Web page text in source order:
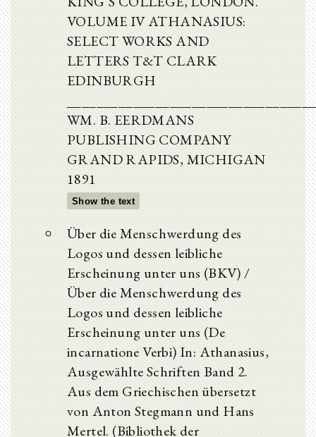
VOLUME IV ATHANASIUS:
SELECT WORKS AND
LETTERS T&T CLARK
EDINBURGH
WM. B. EERDMANS
PUBLISHING COMPANY
GRAND RAPIDS, MICHIGAN
1891
Show the text
Über die Menschwerdung des
Logos und dessen leibliche
Erscheinung unter uns (BKV) /
Über die Menschwerdung des
Logos und dessen leibliche
Erscheinung unter uns (De
incarnatione Verbi) In: Athanasius,
Ausgewählte Schriften Band 2.
Aus dem Griechischen übersetzt
von Anton Stegmann und Hans
Mertel. (Bibliothek der